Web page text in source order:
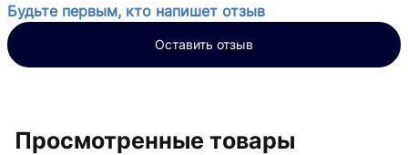
Будьте первым, кто напишет отзыв
Оставить отзыв
Просмотренные товары